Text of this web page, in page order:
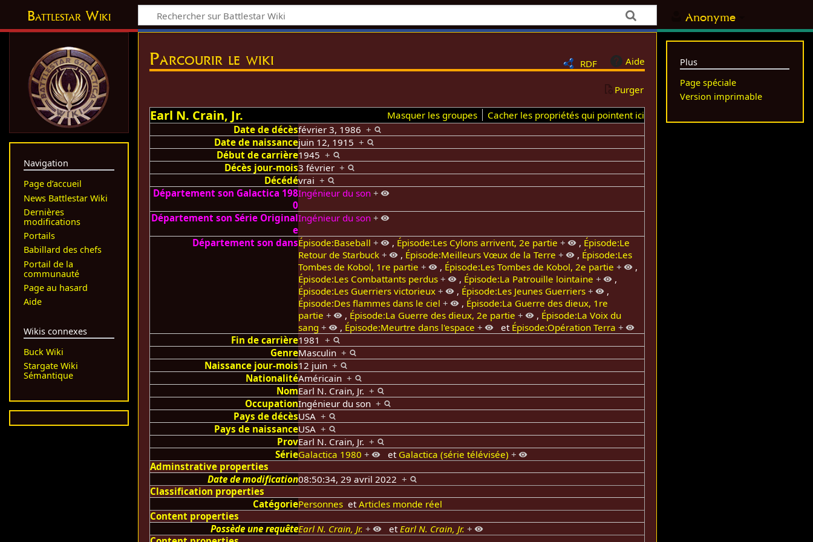
Anonyme
Battlestar Wiki
RDF Aide
Parcourir le wiki
Purger
Earl N. Crain, Jr. Masquer les groupes
Cacher les propriétés qui pointent ici
Date de décèsfévrier 3, 1986 +
Date de naissancejuin 12, 1915 +
Début de carrière1945 +
Décès jour-mois3 février+
Décédévrai+
Département son Galactica 198
0
Ingénieur du son +
Département son Série Original
e
Ingénieur du son +
Département son dansÉpisode:Baseball + , Épisode:Les Cylons arrivent, 2e partie + , Épisode:Le
Retour de Starbuck + , Épisode:Meilleurs Vœux de la Terre + , Épisode:Les
Tombes de Kobol, 1re partie + , Épisode:Les Tombes de Kobol, 2e partie +
,
Épisode:Les Combattants perdus + , Épisode:La Patrouille lointaine +
,
Épisode:Les Guerriers victorieux + , Épisode:Les Jeunes Guerriers +
,
Épisode:Des flammes dans le ciel + , Épisode:La Guerre des dieux, 1re
partie + , Épisode:La Guerre des dieux, 2e partie + , Épisode:La Voix du
sang + , Épisode:Meurtre dans l'espace + et Épisode:Opération Terra +
Fin de carrière1981 +
GenreMasculin+
Naissance jour-mois12 juin+
NationalitéAméricain+
NomEarl N. Crain, Jr.+
OccupationIngénieur du son+
Pays de décèsUSA+
Pays de naissanceUSA+
ProvEarl N. Crain, Jr.+
SérieGalactica 1980 + et Galactica (série télévisée) +
Adminstrative properties
Date de modification08:50:34, 29 avril 2022 +
Classification properties
CatégoriePersonnes etArticles monde réel
Content properties
Possède une requêteEarl N. Crain, Jr. + et Earl N. Crain, Jr. +
Navigation
Page d’accueil
News Battlestar Wiki
Dernières
modifications
Portails
Babillard des chefs
Portail de la
communauté
Page au hasard
Aide
Wikis connexes
Buck Wiki
Stargate Wiki
Sémantique
Plus
Page spéciale
Version imprimable